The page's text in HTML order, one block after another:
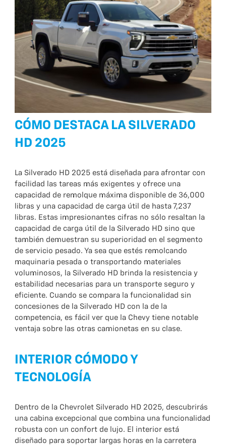
CÓMO DESTACA LA SILVERADO
HD 2025
La Silverado HD 2025 está diseñada para afrontar con
facilidad las tareas más exigentes y ofrece una
capacidad de remolque máxima disponible de 36,000
libras y una capacidad de carga útil de hasta 7,237
libras. Estas impresionantes cifras no sólo resaltan la
capacidad de carga útil de la Silverado HD sino que
también demuestran su superioridad en el segmento
de servicio pesado. Ya sea que estés remolcando
maquinaria pesada o transportando materiales
voluminosos, la Silverado HD brinda la resistencia y
estabilidad necesarias para un transporte seguro y
eficiente. Cuando se compara la funcionalidad sin
concesiones de la Silverado HD con la de la
competencia, es fácil ver que la Chevy tiene notable
ventaja sobre las otras camionetas en su clase.
INTERIOR CÓMODO Y
TECNOLOGÍA
Dentro de la Chevrolet Silverado HD 2025, descubrirás
una cabina excepcional que combina una funcionalidad
robusta con un confort de lujo. El interior está
diseñado para soportar largas horas en la carretera